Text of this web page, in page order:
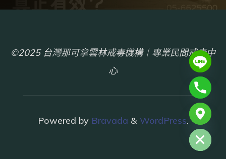
©2025 台灣那可拿雲林戒毒機構｜專業民間戒毒中
心
Powered byBravada & WordPress.
Hide
chaty